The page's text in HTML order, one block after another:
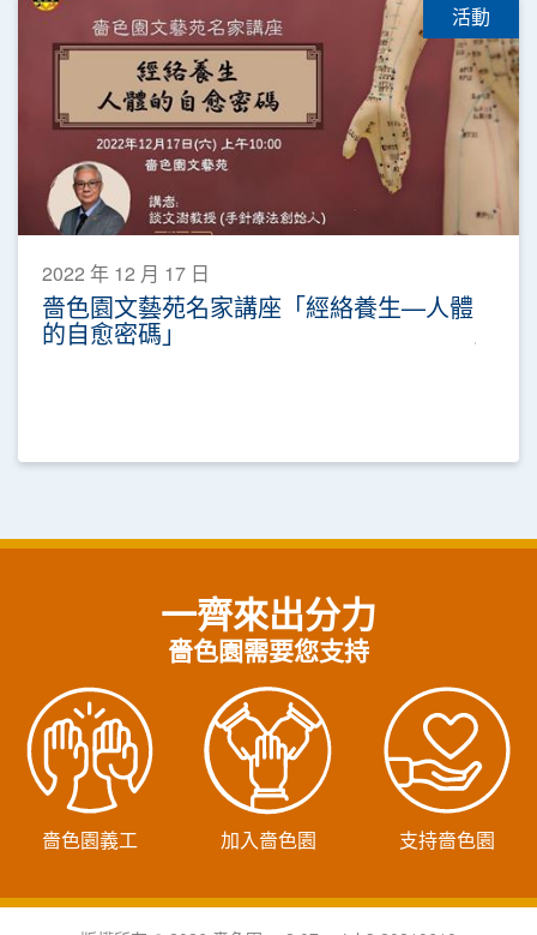
活動
2022 年 12 月 17 日
嗇色園文藝苑名家講座「經絡養生—人體
的自愈密碼」
一齊來出分力
嗇色園需要您支持
嗇色園義工 加入嗇色園 支持嗇色園